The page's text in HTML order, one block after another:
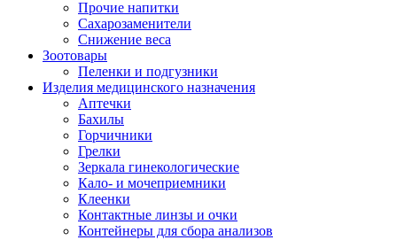
Прочие напитки
Сахарозаменители
Снижение веса
Зоотовары
Пеленки и подгузники
Изделия медицинского назначения
Аптечки
Бахилы
Горчичники
Грелки
Зеркала гинекологические
Кало- и мочеприемники
Клеенки
Контактные линзы и очки
Контейнеры для сбора анализов